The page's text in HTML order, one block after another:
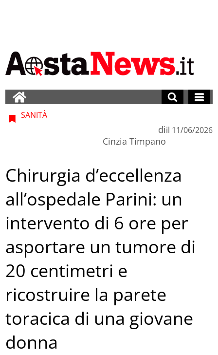
SANITÀ
di
Cinzia Timpano
il 11/06/2026
Chirurgia d’eccellenza
all’ospedale Parini: un
intervento di 6 ore per
asportare un tumore di
20 centimetri e
ricostruire la parete
toracica di una giovane
donna